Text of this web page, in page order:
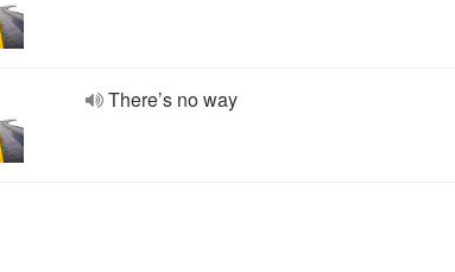
There’s no way